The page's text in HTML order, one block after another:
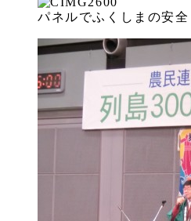
パネルでふくしまの安